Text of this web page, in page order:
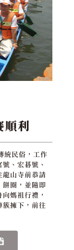
利
統民俗，工作
、宏碁號、
龍山寺前恭請
餅圈，並隨即
媽祖行禮，
簇擁下，前往